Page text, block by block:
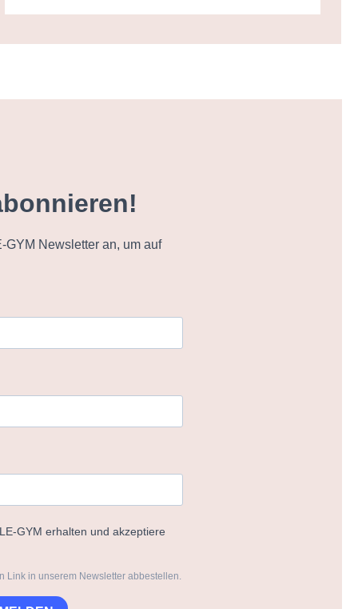
Newsletter an, um auf
GYM erhalten und akzeptiere
in unserem Newsletter abbestellen.